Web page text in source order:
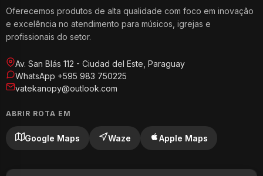
Oferecemos produtos de alta qualidade com foco em inovação
e excelência no atendimento para músicos, igrejas e
profissionais do setor.
Av. San Blás 112 - Ciudad del Este, Paraguay
WhatsApp +595 983 750225
vatekanopy@outlook.com
ABRIR ROTA EM
Google Maps Waze Apple Maps